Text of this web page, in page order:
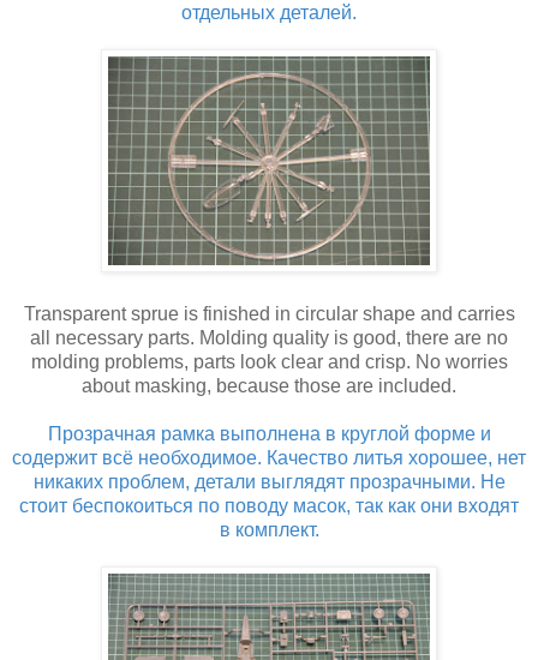
отдельных деталей.
Transparent sprue is finished in circular shape and carries
all necessary parts. Molding quality is good, there are no
molding problems, parts look clear and crisp. No worries
about masking, because those are included.
Прозрачная рамка выполнена в круглой форме и
содержит всё необходимое. Качество литья хорошее, нет
никаких проблем, детали выглядят прозрачными. Не
стоит беспокоиться по поводу масок, так как они входят
в комплект.